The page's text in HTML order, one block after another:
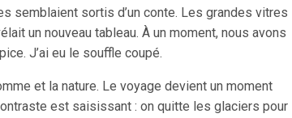
semblaient sortis d’un conte. Les grandes vitres
un nouveau tableau. À un moment, nous avons
J’ai eu le souffle coupé.
et la nature. Le voyage devient un moment
est saisissant : on quitte les glaciers pour